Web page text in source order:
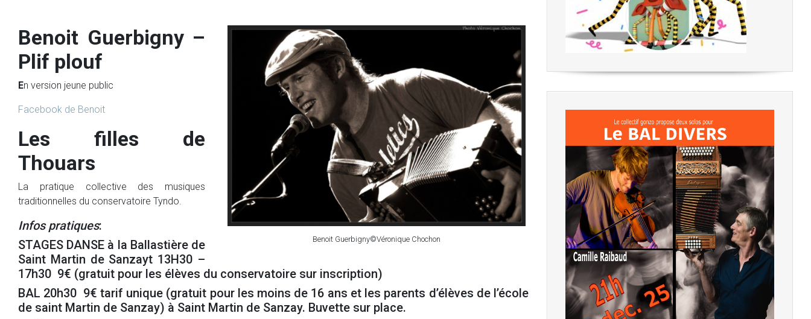
Benoit Guerbigny©Véronique Chochon
Benoit Guerbigny –
Plif plouf
En version jeune public
Facebook de Benoit
Les filles de
Thouars
La pratique collective des musiques
traditionnelles du conservatoire Tyndo.
Infos pratiques:
STAGES DANSE à la Ballastière de
Saint Martin de Sanzayt 13H30 –
17h30 9€ (gratuit pour les élèves du conservatoire sur inscription)
BAL 20h30 9€ tarif unique (gratuit pour les moins de 16 ans et les parents d’élèves de l’école
de saint Martin de Sanzay) à Saint Martin de Sanzay. Buvette sur place.